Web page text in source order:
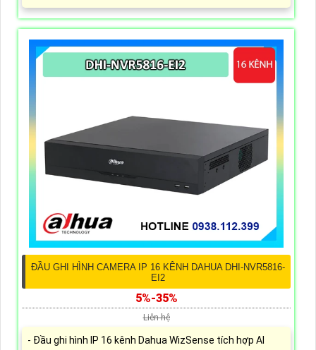
ĐẦU GHI HÌNH CAMERA IP 16 KÊNH DAHUA DHI-NVR5816-
EI2
5%-35%
Liên hệ
- Đầu ghi hình IP 16 kênh Dahua WizSense tích hợp AI